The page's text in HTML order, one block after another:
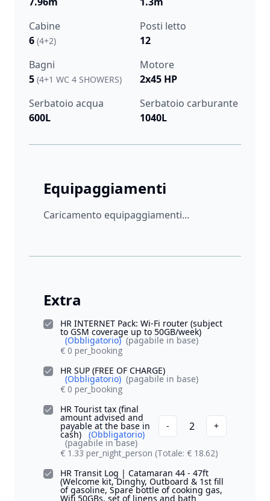
Cabine
6 (4+2)
Posti letto
12
Bagni
5 (4+1 WC 4 SHOWERS)
Motore
2x45 HP
Serbatoio acqua
600L
Serbatoio carburante
1040L
Equipaggiamenti
Caricamento equipaggiamenti...
Extra
HR INTERNET Pack: Wi-Fi router (subject
to GSM coverage up to 50GB/week)
(Obbligatorio) (pagabile in base)
€ 0 per_booking
HR SUP (FREE OF CHARGE)
(Obbligatorio) (pagabile in base)
€ 0 per_booking
HR Tourist tax (final
amount advised and
payable at the base in
cash) (Obbligatorio)
(pagabile in base)
- 2 +
€ 1.33 per_night_person (Totale: € 18.62)
HR Transit Log | Catamaran 44 - 47ft
(Welcome kit, Dinghy, Outboard & 1st fill
of gasoline, Spare bottle of cooking gas,
Wifi 50GBs, set of linens and bath